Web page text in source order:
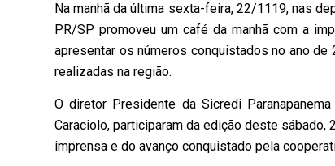
Na manhã da última sexta-feira, 22/1119, nas
PR/SP promoveu um café da manhã com a
apresentar os números conquistados no ano
realizadas na região.
O diretor Presidente da Sicredi
Caraciolo, participaram da edição deste
imprensa e do avanço conquistado pela